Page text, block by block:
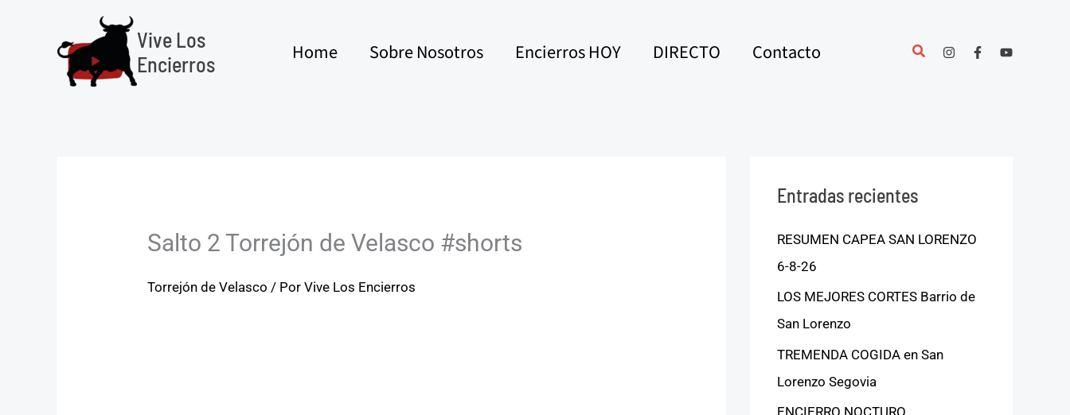
contenido
Vive Los
Encierros
Home Sobre Nosotros Encierros HOY DIRECTO Contacto
Salto 2 Torrejón de Velasco #shorts
Torrejón de Velasco / PorVive Los Encierros
Entradas recientes
RESUMEN CAPEA SAN LORENZO
6-8-26
LOS MEJORES CORTES Barrio de
San Lorenzo
TREMENDA COGIDA en San
Lorenzo Segovia
ENCIERRO NOCTURO